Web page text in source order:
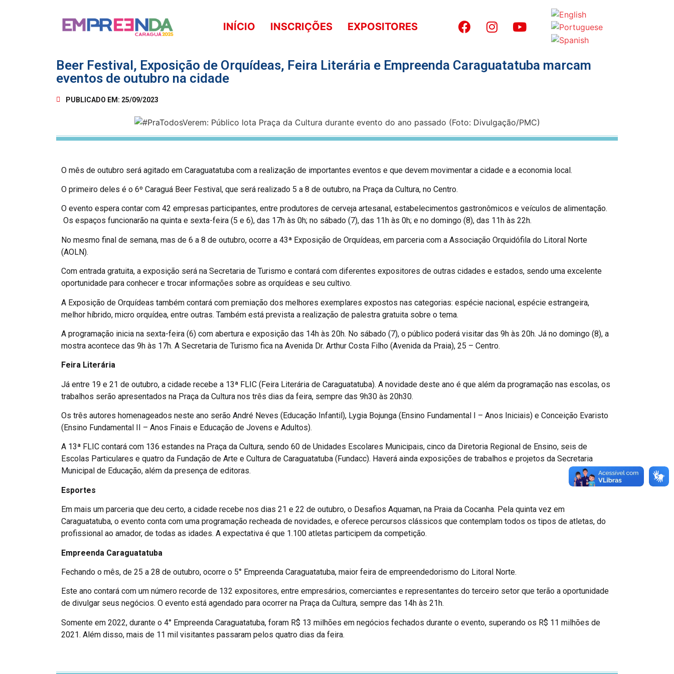
INÍCIO INSCRIÇÕES EXPOSITORES
Beer Festival, Exposição de Orquídeas, Feira Literária e Empreenda Caraguatatuba marcam
eventos de outubro na cidade
PUBLICADO EM: 25/09/2023
O mês de outubro será agitado em Caraguatatuba com a realização de importantes eventos e que devem movimentar a cidade e a economia local.
O primeiro deles é o 6º Caraguá Beer Festival, que será realizado 5 a 8 de outubro, na Praça da Cultura, no Centro.
O evento espera contar com 42 empresas participantes, entre produtores de cerveja artesanal, estabelecimentos gastronômicos e veículos de alimentação.
Os espaços funcionarão na quinta e sexta-feira (5 e 6), das 17h às 0h; no sábado (7), das 11h às 0h; e no domingo (8), das 11h às 22h.
No mesmo final de semana, mas de 6 a 8 de outubro, ocorre a 43ª Exposição de Orquídeas, em parceria com a Associação Orquidófila do Litoral Norte
(AOLN).
Com entrada gratuita, a exposição será na Secretaria de Turismo e contará com diferentes expositores de outras cidades e estados, sendo uma excelente
oportunidade para conhecer e trocar informações sobre as orquídeas e seu cultivo.
A Exposição de Orquídeas também contará com premiação dos melhores exemplares expostos nas categorias: espécie nacional, espécie estrangeira,
melhor híbrido, micro orquídea, entre outras. Também está prevista a realização de palestra gratuita sobre o tema.
A programação inicia na sexta-feira (6) com abertura e exposição das 14h às 20h. No sábado (7), o público poderá visitar das 9h às 20h. Já no domingo (8), a
mostra acontece das 9h às 17h. A Secretaria de Turismo fica na Avenida Dr. Arthur Costa Filho (Avenida da Praia), 25 – Centro.
Feira Literária
Já entre 19 e 21 de outubro, a cidade recebe a 13ª FLIC (Feira Literária de Caraguatatuba). A novidade deste ano é que além da programação nas escolas, os
trabalhos serão apresentados na Praça da Cultura nos três dias da feira, sempre das 9h30 às 20h30.
Os três autores homenageados neste ano serão André Neves (Educação Infantil), Lygia Bojunga (Ensino Fundamental I – Anos Iniciais) e Conceição Evaristo
(Ensino Fundamental II – Anos Finais e Educação de Jovens e Adultos).
A 13ª FLIC contará com 136 estandes na Praça da Cultura, sendo 60 de Unidades Escolares Municipais, cinco da Diretoria Regional de Ensino, seis de
Escolas Particulares e quatro da Fundação de Arte e Cultura de Caraguatatuba (Fundacc). Haverá ainda exposições de trabalhos e projetos da Secretaria
Municipal de Educação, além da presença de editoras.
Esportes
Em mais um parceria que deu certo, a cidade recebe nos dias 21 e 22 de outubro, o Desafios Aquaman, na Praia da Cocanha. Pela quinta vez em
Caraguatatuba, o evento conta com uma programação recheada de novidades, e oferece percursos clássicos que contemplam todos os tipos de atletas, do
profissional ao amador, de todas as idades. A expectativa é que 1.100 atletas participem da competição.
Empreenda Caraguatatuba
Fechando o mês, de 25 a 28 de outubro, ocorre o 5° Empreenda Caraguatatuba, maior feira de empreendedorismo do Litoral Norte.
Este ano contará com um número recorde de 132 expositores, entre empresários, comerciantes e representantes do terceiro setor que terão a oportunidade
de divulgar seus negócios. O evento está agendado para ocorrer na Praça da Cultura, sempre das 14h às 21h.
Somente em 2022, durante o 4° Empreenda Caraguatatuba, foram R$ 13 milhões em negócios fechados durante o evento, superando os R$ 11 milhões de
2021. Além disso, mais de 11 mil visitantes passaram pelos quatro dias da feira.